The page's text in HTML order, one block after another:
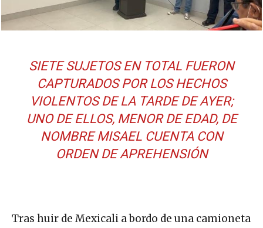
SIETE SUJETOS EN TOTAL FUERON
CAPTURADOS POR LOS HECHOS
VIOLENTOS DE LA TARDE DE AYER;
UNO DE ELLOS, MENOR DE EDAD, DE
NOMBRE MISAEL CUENTA CON
ORDEN DE APREHENSIÓN
Tras huir de Mexicali a bordo de una camioneta